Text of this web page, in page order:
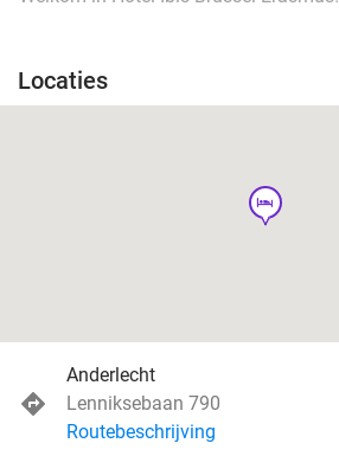
Locaties
hotel
Anderlecht
Lenniksebaan 790
Routebeschrijving